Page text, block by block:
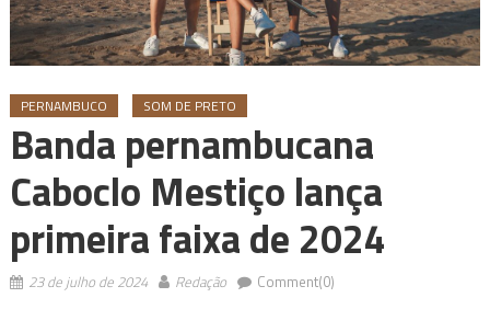
PERNAMBUCO SOM DE PRETO
Banda pernambucana
Caboclo Mestiço lança
primeira faixa de 2024
23 de julho de 2024 Redação Comment(0)